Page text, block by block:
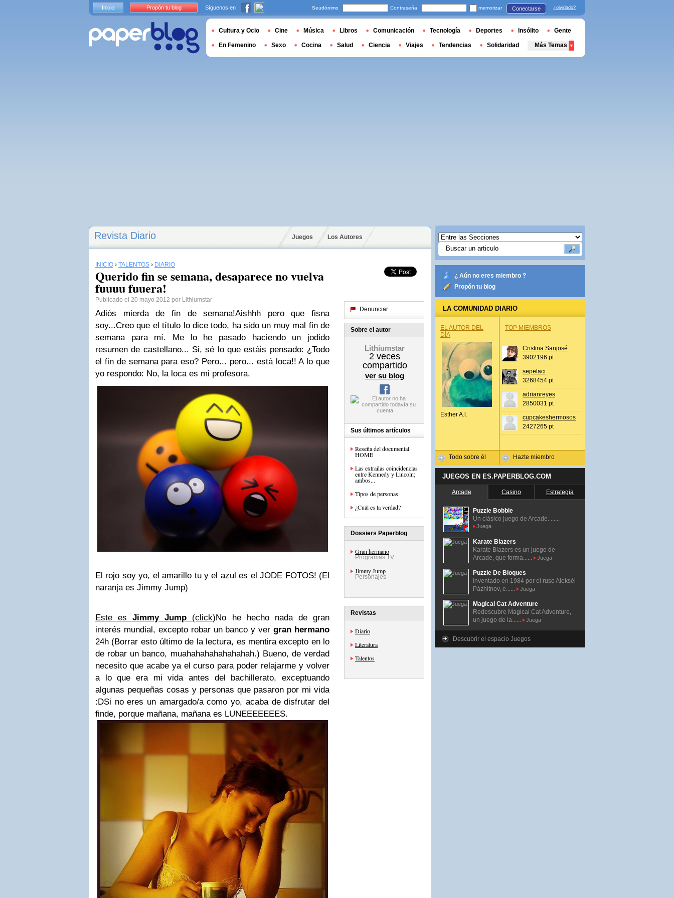
Revista Diario Juegos Los Autores
INICIO › TALENTOS › DIARIO
Querido fin se semana, desaparece no vuelva
fuuuu fuuera!
Publicado el 20 mayo 2012 por Lithiumstar
Adiós mierda de fin de semana!Aishhh pero que fisna
soy...Creo que el título lo dice todo, ha sido un muy mal fin de
semana para mí. Me lo he pasado haciendo un jodido
resumen de castellano... Si, sé lo que estáis pensado: ¿Todo
el fin de semana para eso? Pero... pero... está loca!! A lo que
yo respondo: No, la loca es mi profesora.
El rojo soy yo, el amarillo tu y el azul es el JODE FOTOS! (El
naranja es Jimmy Jump)
Este esJimmy Jump (click)No he hecho nada de gran
interés mundial, excepto robar un banco y vergran hermano
24h (Borrar esto último de la lectura, es mentira excepto en lo
de robar un banco, muahahahahahahahah.) Bueno, de verdad
necesito que acabe ya el curso para poder relajarme y volver
a lo que era mi vida antes del bachillerato, exceptuando
algunas pequeñas cosas y personas que pasaron por mi vida
:DSi no eres un amargado/a como yo, acaba de disfrutar del
finde, porque mañana, mañana es LUNEEEEEEES.
Denunciar
Sobre el autor
Lithiumstar
2 veces
compartido
ver su blog
Sus últimos artículos
Reseña del documental
HOME
Las extrañas coincidencias
entre Kennedy y Lincoln;
ambos...
Tipos de personas
¿Cuál es la verdad?
Dossiers Paperblog
Gran hermano
Programas TV
Jimmy Jump
Personajes
Revistas
Diario
Literatura
Talentos
¿ Aún no eres miembro ?
Propón tu blog
LA COMUNIDAD DIARIO
EL AUTOR DEL
DÍA
Esther A.l.
Todo sobre él
TOP MIEMBROS
Cristina Sanjosé
3902196 pt
sepelaci
3268454 pt
adrianreyes
2850031 pt
cupcakeshermosos
2427265 pt
Hazte miembro
JUEGOS EN ES.PAPERBLOG.COM
Arcade Casino Estrategia
Puzzle Bobble
Un clásico juego de Arcade. ......
Juega
Karate Blazers
Karate Blazers es un juego de
Arcade, que forma......
Juega
Puzzle De Bloques
Inventado en 1984 por el ruso Alekséi
Pázhitnov, e......
Juega
Magical Cat Adventure
Redescubre Magical Cat Adventure,
un juego de la......
Juega
Descubrir el espacio Juegos
Inicio Propón tu blog Síguenos en Seudónimo Contraseña memorizar Conectarse ¿olvidado?
Cultura y Ocio Cine Música Libros Comunicación Tecnología Deportes Insólito Gente
En Femenino Sexo Cocina Salud Ciencia Viajes Tendencias Solidaridad Más Temas